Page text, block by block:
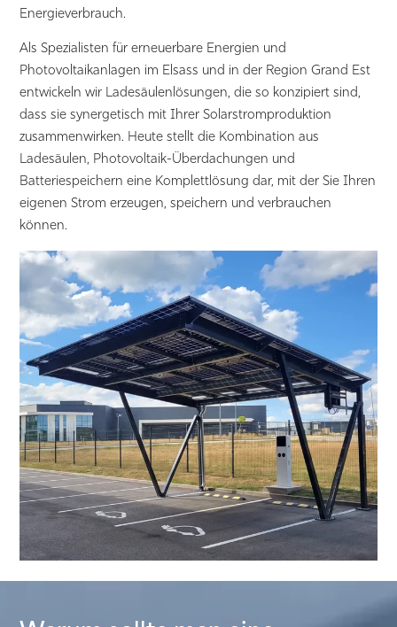
Energieverbrauch.
Als Spezialisten für erneuerbare Energien und
Photovoltaikanlagen im Elsass und in der Region Grand Est
entwickeln wir Ladesäulenlösungen, die so konzipiert sind,
dass sie synergetisch mit Ihrer Solarstromproduktion
zusammenwirken. Heute stellt die Kombination aus
Ladesäulen, Photovoltaik-Überdachungen und
Batteriespeichern eine Komplettlösung dar, mit der Sie Ihren
eigenen Strom erzeugen, speichern und verbrauchen
können.